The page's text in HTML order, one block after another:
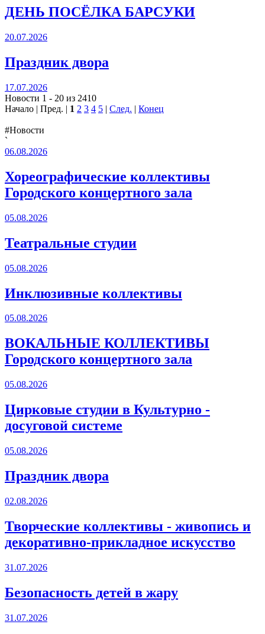
ДЕНЬ ПОСЁЛКА БАРСУКИ
20.07.2026
Праздник двора
17.07.2026
Новости 1 - 20 из 2410
Начало | Пред. | 1 2 3 4 5 | След. | Конец
#Новости
`
06.08.2026
Хореографические коллективы
Городского концертного зала
05.08.2026
Театральные студии
05.08.2026
Инклюзивные коллективы
05.08.2026
ВОКАЛЬНЫЕ КОЛЛЕКТИВЫ
Городского концертного зала
05.08.2026
Цирковые студии в Культурно -
досуговой системе
05.08.2026
Праздник двора
02.08.2026
Творческие коллективы - живопись и
декоративно-прикладное искусство
31.07.2026
Безопасность детей в жару
31.07.2026